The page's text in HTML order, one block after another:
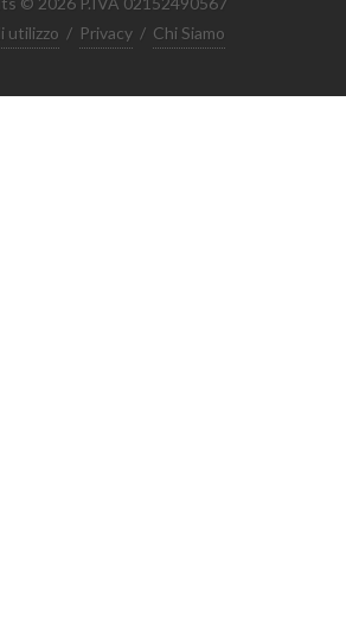
utilizzo / Privacy / Chi Siamo